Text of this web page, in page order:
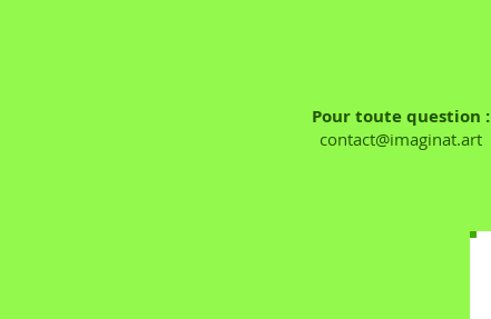
Pour toute question :
contact@imaginat.art